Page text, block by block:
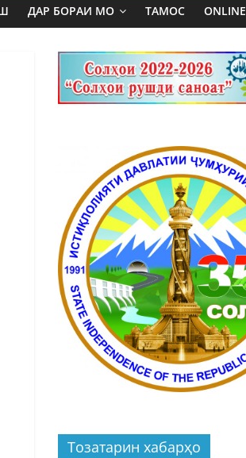
ДАР БОРАИ МО ТАМОС ONLINE
Тозатарин хабарҳо